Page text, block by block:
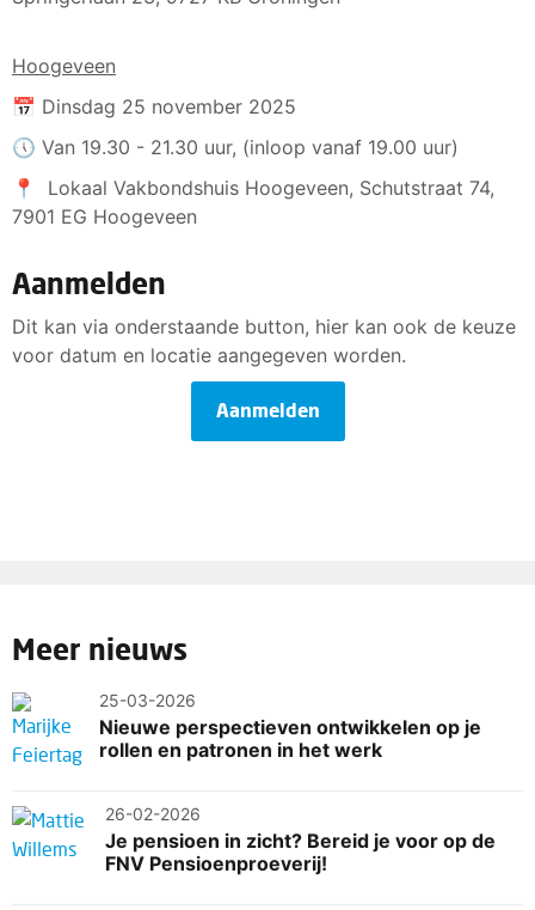
Hoogeveen
📅 Dinsdag 25 november 2025
🕔 Van 19.30 - 21.30 uur, (inloop vanaf 19.00 uur)
📍 Lokaal Vakbondshuis Hoogeveen, Schutstraat 74,
7901 EG Hoogeveen
Aanmelden
Dit kan via onderstaande button, hier kan ook de keuze
voor datum en locatie aangegeven worden.
Aanmelden
Meer nieuws
25-03-2026
Nieuwe perspectieven ontwikkelen op je
rollen en patronen in het werk
26-02-2026
Je pensioen in zicht? Bereid je voor op de
FNV Pensioenproeverij!